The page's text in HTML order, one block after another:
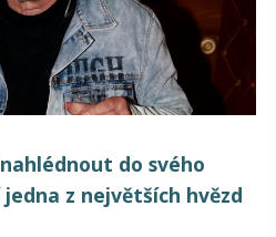
do svého
z největších hvězd